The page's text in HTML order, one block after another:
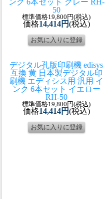
ンク 6本セット グレー RH-
50
標準価格19,800円(税込)
価格14,414円(税込)
デジタル孔版印刷機 edisys
互換 黄 日本製デジタル印
刷機 エディシス用 汎用 イ
ンク 6本セット イエロー
RH-50
標準価格19,800円(税込)
価格14,414円(税込)